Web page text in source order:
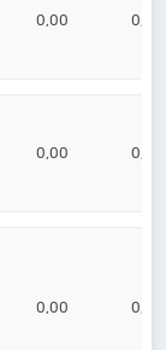
0,00 0,00
0,00 0,00
0,00 0,00